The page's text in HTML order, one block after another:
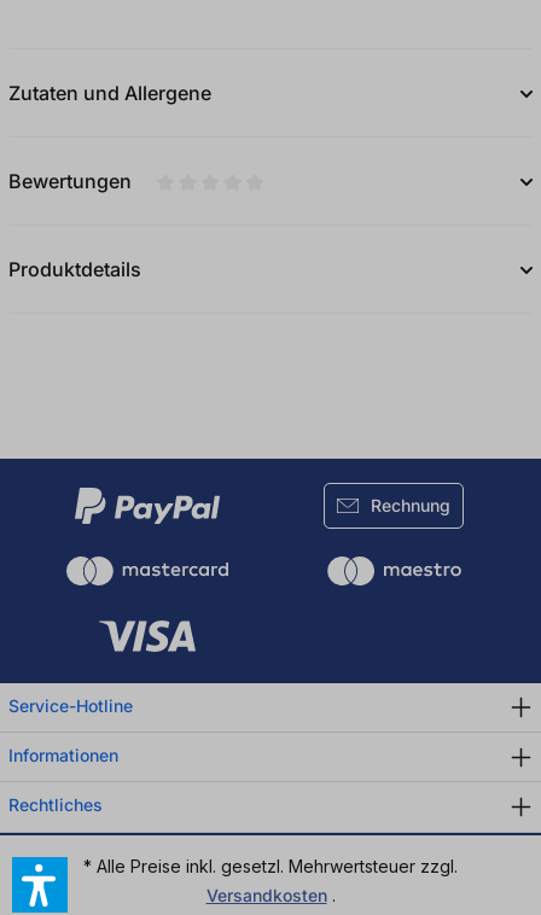
Zutaten und Allergene
Bewertungen
Produktdetails
Rechnung
Service-Hotline
Informationen
Rechtliches
* Alle Preise inkl. gesetzl. Mehrwertsteuer zzgl.
Versandkosten.